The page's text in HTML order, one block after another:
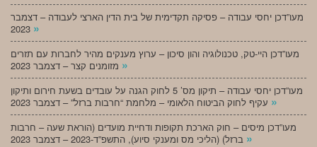
מעו”דכן יחסי עבודה – פסיקה תקדימית של בית הדין הארצי לעבודה – דצמבר
»
מעו”דכן היי-טק, טכנולוגיה והון סיכון – ערוץ מענקים מהיר לחברות עם תזרים
»
מעו”דכן יחסי עבודה – תיקון מס’ 5 לחוק הגנה על עובדים בשעת חירום ותיקון
»
מעו”דכן מיסים – חוק הארכת תקופות ודחיית מועדים (הוראת שעה – חרבות
»